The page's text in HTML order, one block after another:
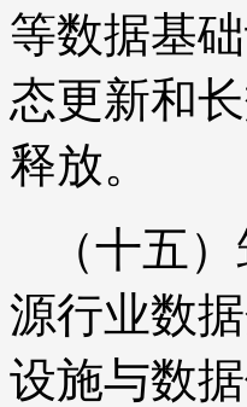
等数据基
态更新和
释放。
（十五
源行业数
设施与数